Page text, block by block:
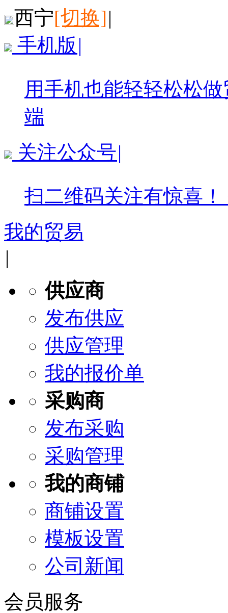
西宁[切换]|
手机版 |
用手机也能轻轻松松
端
关注公众号|
扫二维码关注有惊喜！
我的贸易
|
供应商
发布供应
供应管理
我的报价单
采购商
发布采购
采购管理
我的商铺
商铺设置
模板设置
公司新闻
会员服务